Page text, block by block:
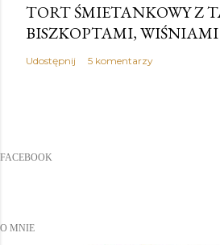
TORT ŚMIETANKOWY Z
BISZKOPTAMI,
Udostępnij 5 komentarzy
FACEBOOK
O MNIE